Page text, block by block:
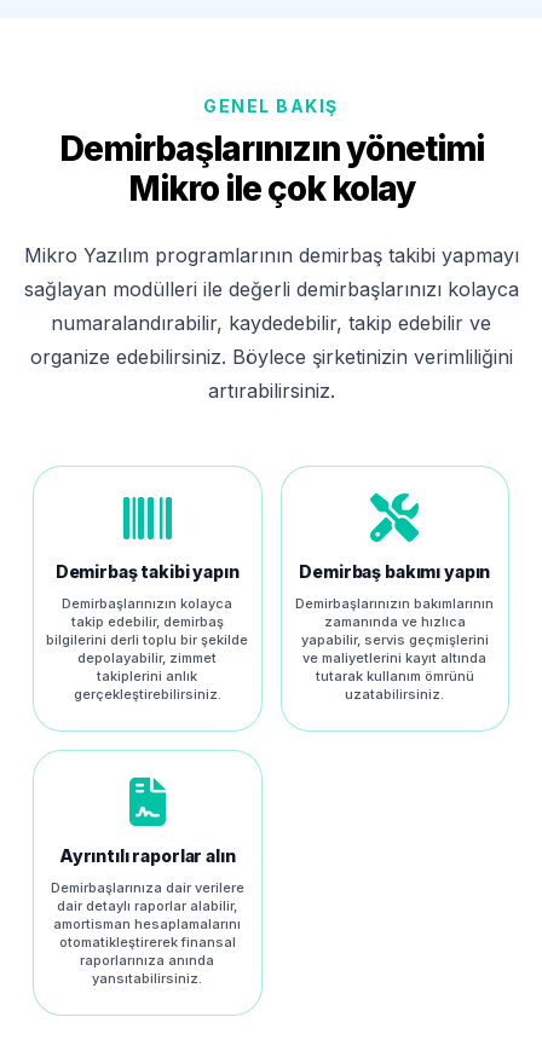
GENEL BAKIŞ
Demirbaşlarınızın yönetimi
Mikro ile çok kolay
Mikro Yazılım programlarının demirbaş takibi yapmayı
sağlayan modülleri ile değerli demirbaşlarınızı kolayca
numaralandırabilir, kaydedebilir, takip edebilir ve
organize edebilirsiniz. Böylece şirketinizin verimliliğini
artırabilirsiniz.
Demirbaş takibi yapın
Demirbaşlarınızın kolayca
takip edebilir, demirbaş
bilgilerini derli toplu bir şekilde
depolayabilir, zimmet
takiplerini anlık
gerçekleştirebilirsiniz.
Demirbaş bakımı yapın
Demirbaşlarınızın bakımlarının
zamanında ve hızlıca
yapabilir, servis geçmişlerini
ve maliyetlerini kayıt altında
tutarak kullanım ömrünü
uzatabilirsiniz.
Ayrıntılı raporlar alın
Demirbaşlarınıza dair verilere
dair detaylı raporlar alabilir,
amortisman hesaplamalarını
otomatikleştirerek finansal
raporlarınıza anında
yansıtabilirsiniz.